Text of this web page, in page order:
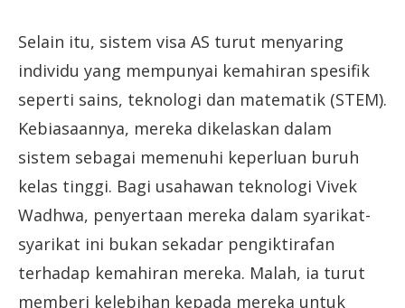
Selain itu, sistem visa AS turut menyaring
individu yang mempunyai kemahiran spesifik
seperti sains, teknologi dan matematik (STEM).
Kebiasaannya, mereka dikelaskan dalam
sistem sebagai memenuhi keperluan buruh
kelas tinggi. Bagi usahawan teknologi Vivek
Wadhwa, penyertaan mereka dalam syarikat-
syarikat ini bukan sekadar pengiktirafan
terhadap kemahiran mereka. Malah, ia turut
memberi kelebihan kepada mereka untuk